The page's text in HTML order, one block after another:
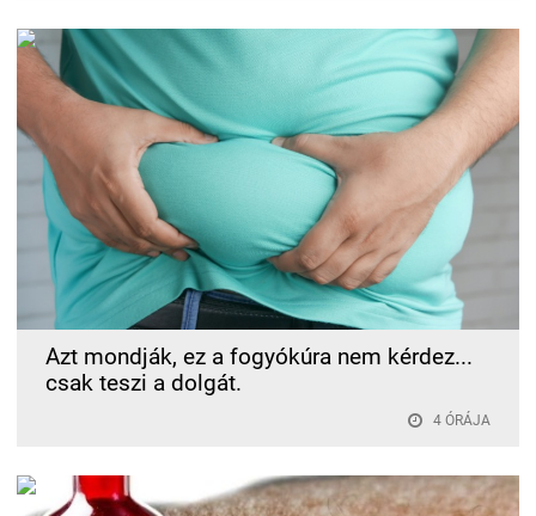
Azt mondják, ez a fogyókúra nem kérdez...
csak teszi a dolgát.
4 ÓRÁJA